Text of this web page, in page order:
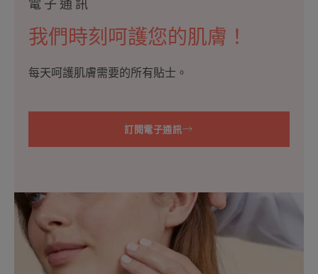
電子通訊
我們時刻呵護您的肌膚！
每天呵護肌膚需要的所有貼士。
訂閱電子通訊